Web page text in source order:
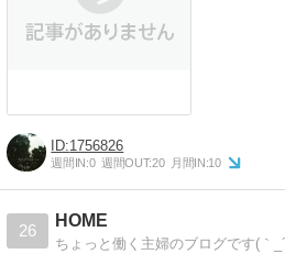
1756826
週間IN:0 週間OUT:20 月間IN:10
26
HOME